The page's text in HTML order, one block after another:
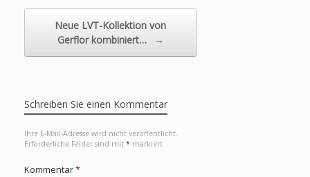
Neue LVT-Kollektion von
Gerflor kombiniert…
→
Schreiben Sie einen Kommentar
Ihre E-Mail-Adresse wird nicht veröffentlicht.
Erforderliche Felder sind mit * markiert
Kommentar*